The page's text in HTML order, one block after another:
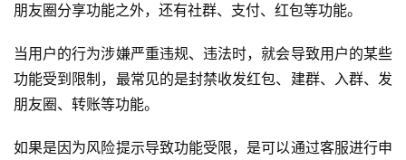
朋友圈分享功能之外，还有社群、支付、红包等功能。
当用户的行为涉嫌严重违规、违法时，就会导致用户的某些
功能受到限制，最常见的是封禁收发红包、建群、入群、发
朋友圈、转账等功能。
如果是因为风险提示导致功能受限，是可以通过客服进行申